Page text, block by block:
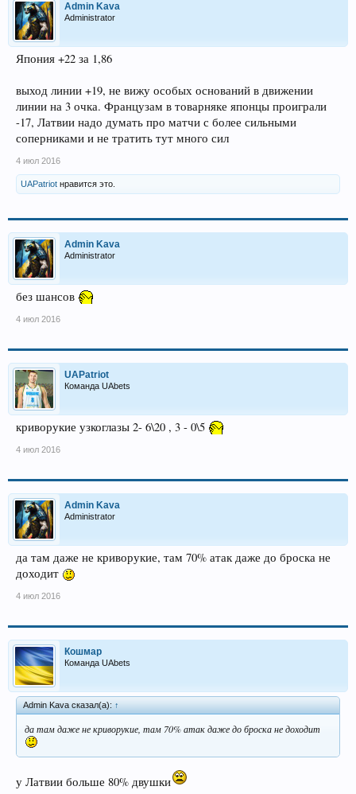
Admin Kava
Administrator
Япония +22 за 1,86
выход линии +19, не вижу особых оснований в движении
линии на 3 очка. Французам в товарняке японцы проиграли
-17, Латвии надо думать про матчи с более сильными
соперниками и не тратить тут много сил
4 июл 2016
UAPatriot нравится это.
Admin Kava
Administrator
без шансов
4 июл 2016
UAPatriot
Команда UAbets
криворукие узкоглазы 2- 6\20 , 3 - 0\5
4 июл 2016
Admin Kava
Administrator
да там даже не криворукие, там 70% атак даже до броска не
доходит
4 июл 2016
Кошмар
Команда UAbets
Admin Kava сказал(а): ↑
да там даже не криворукие, там 70% атак даже до броска не доходит
у Латвии больше 80% двушки